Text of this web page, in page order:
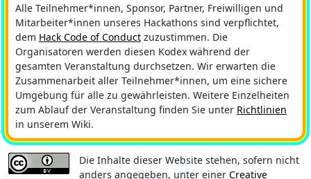
Alle Teilnehmer*innen, Sponsor, Partner, Freiwilligen und
Mitarbeiter*innen unseres Hackathons sind verpflichtet,
dem Hack Code of Conduct zuzustimmen. Die
Organisatoren werden diesen Kodex während der
gesamten Veranstaltung durchsetzen. Wir erwarten die
Zusammenarbeit aller Teilnehmer*innen, um eine sichere
Umgebung für alle zu gewährleisten. Weitere Einzelheiten
zum Ablauf der Veranstaltung finden Sie unter Richtlinien
in unserem Wiki.
Die Inhalte dieser Website stehen, sofern nicht
anders angegeben, unter einer Creative